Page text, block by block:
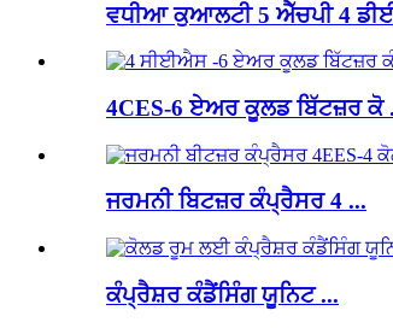
ਵਧੀਆ ਕੁਆਲਟੀ 5 ਐੱਚਪੀ 4
4CES-6 ਏਅਰ ਕੂਲਡ ਬਿੱਟਜ਼ਰ ਕੋ
ਜਰਮਨੀ ਬਿਟਜ਼ਰ ਕੰਪ੍ਰੈਸਰ 4 ...
ਕੰਪ੍ਰੈਸ਼ਰ ਕੰਡੈਂਸਿੰਗ ਯੂਨਿਟ ...